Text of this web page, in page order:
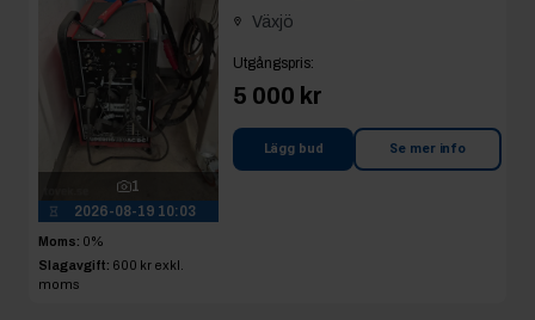
1
2026-08-19 10:03
Moms: 0%
Slagavgift: 600 kr exkl.
moms
Växjö
Utgångspris:
5 000 kr
Lägg bud Se mer info